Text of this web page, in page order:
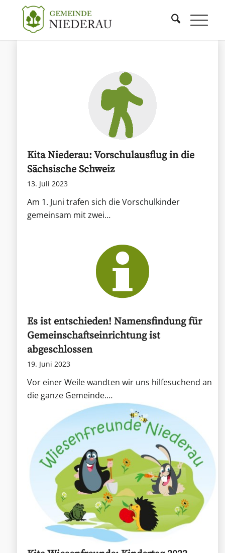
Kita Niederau: Vorschulausflug in die
Sächsische Schweiz
13. Juli 2023
Am 1. Juni trafen sich die Vorschulkinder
gemeinsam mit zwei…
Es ist entschieden! Namensfindung für
Gemeinschaftseinrichtung ist
abgeschlossen
19. Juni 2023
Vor einer Weile wandten wir uns hilfesuchend an
die ganze Gemeinde.…